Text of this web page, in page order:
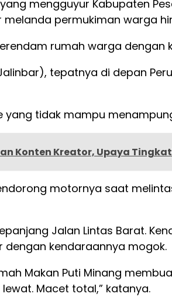
yang mengguyur Kabupaten
permukiman warga
rumah warga
tepatnya di depan
tidak mampu
Konten Kreator, Upaya
motornya saat
Jalan Lintas Barat.
kendaraannya mogok.
Makan Puti Minang
Macet total,” katanya.